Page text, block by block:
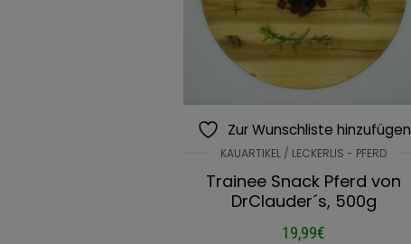
Zur Wunschliste hinzufügen
KAUARTIKEL / LECKERLIS - PFERD
Trainee Snack Pferd von
DrClauder´s, 500g
19,99€